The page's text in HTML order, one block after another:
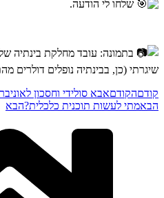
שלחו לי הודעה.
בתמונה: עובד מחלקת בינתיה
שיגרתי (כן, בבינתיה נופלים דולרים
קודםהקודםאבא סולידי וחסכון
הבאמתי לעשות תוכנית כלכלית?הבא